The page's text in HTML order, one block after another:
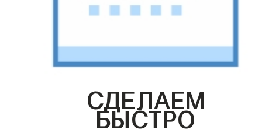
СДЕЛАЕМ
БЫСТРО